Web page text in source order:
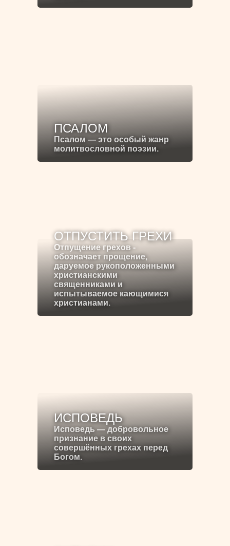
ПСАЛОМ
Псалом — это особый жанр
молитвословной поэзии.
ОТПУСТИТЬ ГРЕХИ
Отпущение грехов -
обозначает прощение,
даруемое рукоположенными
христианскими
священниками и
испытываемое кающимися
христианами.
ИСПОВЕДЬ
Исповедь — добровольное
признание в своих
совершённых грехах перед
Богом.